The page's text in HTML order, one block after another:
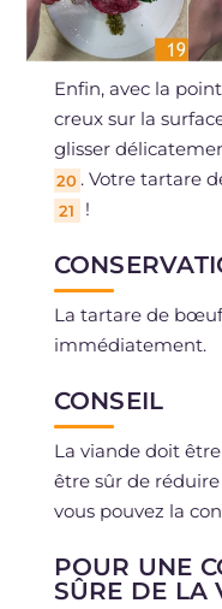
Enfin, avec la
creux sur la
glisser
20 . Votre tartare
21 !
La tartare de
immédiatement.
CONSEIL
La viande doit
être sûr de
vous pouvez la
Vous pouvez
POUR UNE
SÛRE DE LA